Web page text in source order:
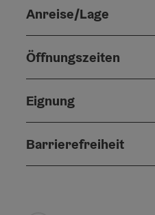
Anreise/Lage
Öffnungszeiten
Eignung
Barrierefreiheit